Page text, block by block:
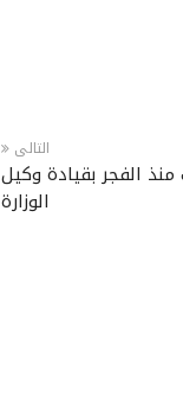
التالى
الفجر بقيادة وكيل
الوزارة